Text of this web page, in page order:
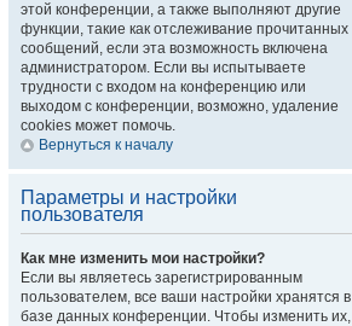
этой конференции, а также выполняют другие
функции, такие как отслеживание прочитанных
сообщений, если эта возможность включена
администратором. Если вы испытываете
трудности с входом на конференцию или
выходом с конференции, возможно, удаление
cookies может помочь.
Вернуться к началу
Параметры и настройки
пользователя
Как мне изменить мои настройки?
Если вы являетесь зарегистрированным
пользователем, все ваши настройки хранятся в
базе данных конференции. Чтобы изменить их,